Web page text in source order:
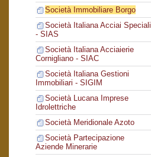
Società Immobiliare Borgo
Società Italiana Acciai Speciali
- SIAS
Società Italiana Acciaierie
Cornigliano - SIAC
Società Italiana Gestioni
Immobiliari - SIGIM
Società Lucana Imprese
Idrolettriche
Società Meridionale Azoto
Società Partecipazione
Aziende Minerarie